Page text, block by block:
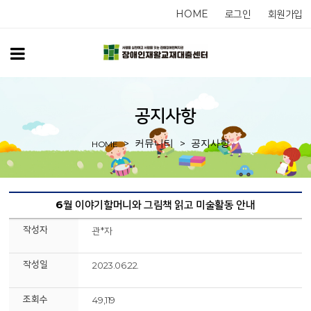
HOME 로그인 회원가입
공지사항
HOME 커뮤니티 공지사항
6월 이야기할머니와 그림책 읽고 미술활동 안내
작성자 관*자
작성일 2023.06.22.
조회수 49,119